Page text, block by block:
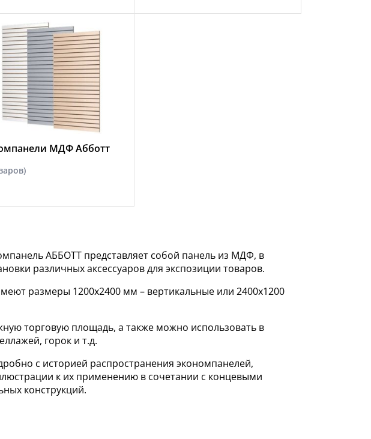
МДФ Абботт
АББОТТ представляет собой панель из МДФ, в
различных аксессуаров для экспозиции товаров.
размеры 1200х2400 мм – вертикальные или 2400х1200
торговую площадь, а также можно использовать в
горок и т.д.
с историей распространения экономпанелей,
к их применению в сочетании с концевыми
конструкций.